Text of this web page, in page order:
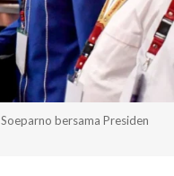
bersama Presiden